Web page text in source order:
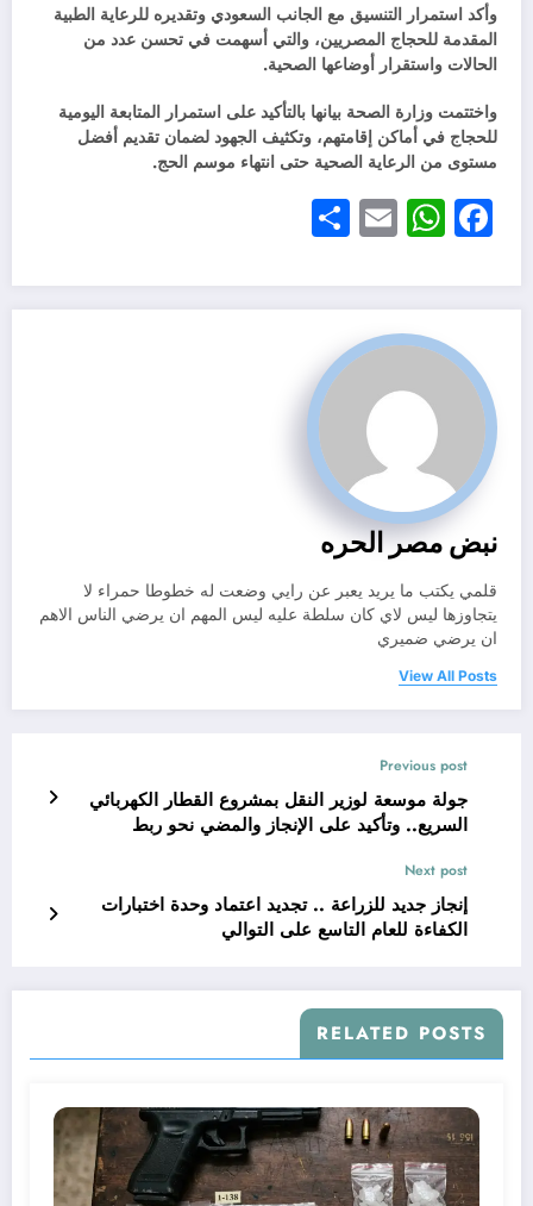
وأكد استمرار التنسيق مع الجانب السعودي وتقديره للرعاية الطبية
المقدمة للحجاج المصريين، والتي أسهمت في تحسن عدد من
الحالات واستقرار أوضاعها الصحية.
واختتمت وزارة الصحة بيانها بالتأكيد على استمرار المتابعة اليومية
للحجاج في أماكن إقامتهم، وتكثيف الجهود لضمان تقديم أفضل
مستوى من الرعاية الصحية حتى انتهاء موسم الحج.
Facebook
WhatsApp
Email
نبض مصر الحره
قلمي يكتب ما يريد يعبر عن رايي وضعت له خطوطا حمراء لا
يتجاوزها ليس لاي كان سلطة عليه ليس المهم ان يرضي الناس الاهم
ان يرضي ضميري
View All Posts
Previous post
جولة موسعة لوزير النقل بمشروع القطار الكهربائي
السريع.. وتأكيد على الإنجاز والمضي نحو ربط
Next post
إنجاز جديد للزراعة .. تجديد اعتماد وحدة اختبارات
الكفاءة للعام التاسع على التوالي
RELATED POSTS